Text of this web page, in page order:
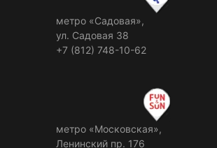
метро «Садовая»,
ул. Садовая 38
+7 (812) 748-10-62
метро «Московская»,
Ленинский пр. 176